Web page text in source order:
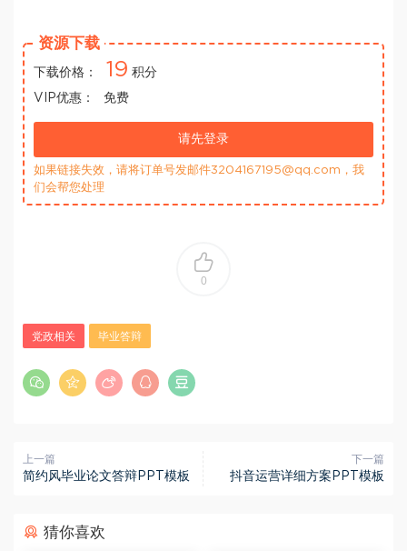
资源下载
下载价格： 19 积分
VIP优惠：
免费
请先登录
如果链接失效，请将订单号发邮件3204167195@qq.com，我
们会帮您处理
0
党政相关 毕业答辩
上一篇
简约风毕业论文答辩PPT模板
下一篇
抖音运营详细方案PPT模板
猜你喜欢